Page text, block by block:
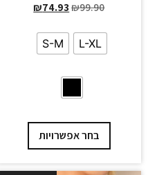
₪99.90
₪74.93
L-XL
S-M
בחר אפשרויות